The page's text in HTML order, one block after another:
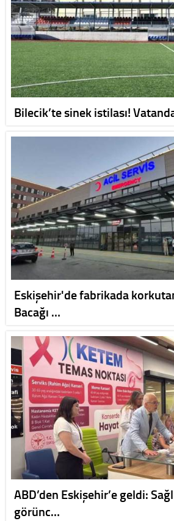
Bilecik’te sinek istilası!
Eskişehir'de fabrikada
Bacağı …
ABD’den Eskişehir’e geldi:
görünc…